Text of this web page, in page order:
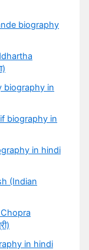
biography
biography in
biography in
in hindi
(Indian
Chopra
in hindi